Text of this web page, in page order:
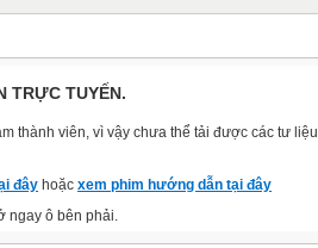
TUYẾN.
thành viên, vì vậy chưa thể tải được các tư liệu
đây hoặc xem phim hướng dẫn tại đây
ngay ô bên phải.